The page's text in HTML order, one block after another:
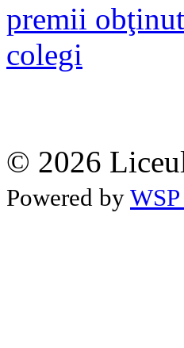
premii
colegi
© 2026
Powered by